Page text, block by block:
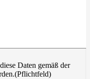
Daten gemäß der